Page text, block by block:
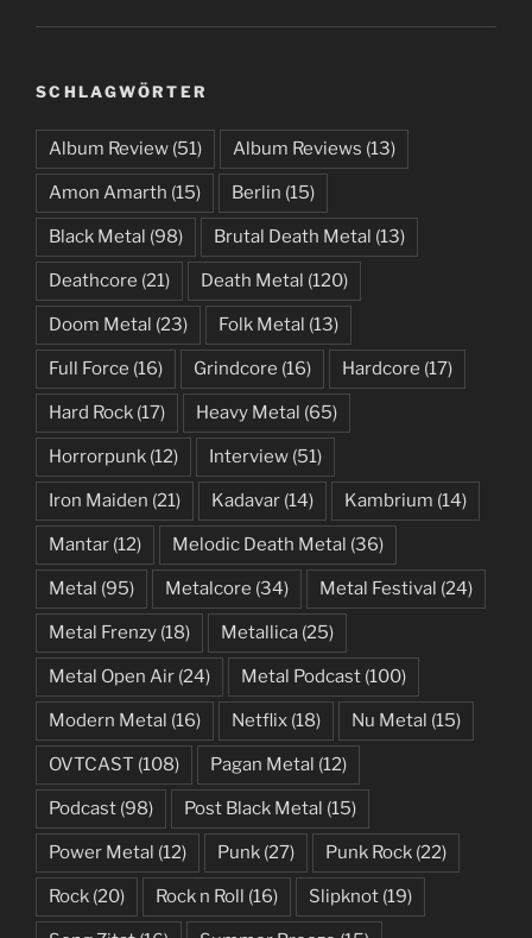
SCHLAGWÖRTER
Album Review (51) Album Reviews (13)
Amon Amarth (15) Berlin (15)
Black Metal (98) Brutal Death Metal (13)
Deathcore (21) Death Metal (120)
Doom Metal (23) Folk Metal (13)
Full Force (16) Grindcore (16) Hardcore (17)
Hard Rock (17) Heavy Metal (65)
Horrorpunk (12) Interview (51)
Iron Maiden (21) Kadavar (14) Kambrium (14)
Mantar (12) Melodic Death Metal (36)
Metal (95) Metalcore (34) Metal Festival (24)
Metal Frenzy (18) Metallica (25)
Metal Open Air (24) Metal Podcast (100)
Modern Metal (16) Netflix (18) Nu Metal (15)
OVTCAST (108) Pagan Metal (12)
Podcast (98) Post Black Metal (15)
Power Metal (12) Punk (27) Punk Rock (22)
Rock (20) Rock n Roll (16) Slipknot (19)